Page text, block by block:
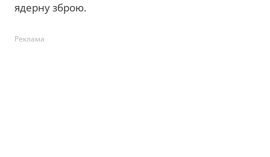
ядерну зброю.
Реклама